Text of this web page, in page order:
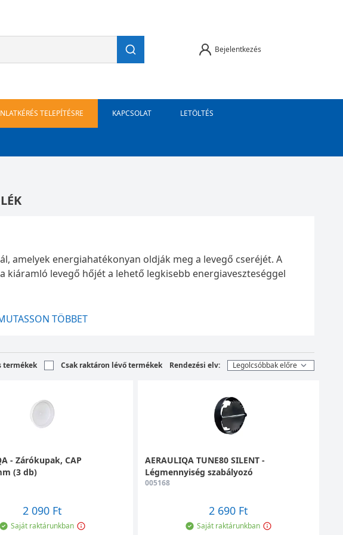
Bejelentkezés
TELEPÍTÉSRE KAPCSOLAT LETÖLTÉS
amelyek energiahatékonyan oldják meg a levegő cseréjét. A
kiáramló levegő hőjét a lehető legkisebb energiaveszteséggel
kínálunk, a hővisszanyerős ventilátorok ezek közül
a teljesítőképességünk, fáradékonyak lennénk, és hosszú
rendszerünk egészségi állapotának.
kivezetett levegő hőmérsékletét képesek átadni a külső
legenergiahatékonyabb módon, így drasztikusan csökkentve
hőmérséklet megtartásával kiküszöbölik a hőingadozás miatt
TÖBBET
termékek Csak raktáron lévő termékek Rendezési elv:
- Zárókupak, CAP
(3 db)
2 090 Ft
Saját raktárunkban
AERAULIQA TUNE80 SILENT -
Légmennyiség szabályozó
005168
2 690 Ft
Saját raktárunkban